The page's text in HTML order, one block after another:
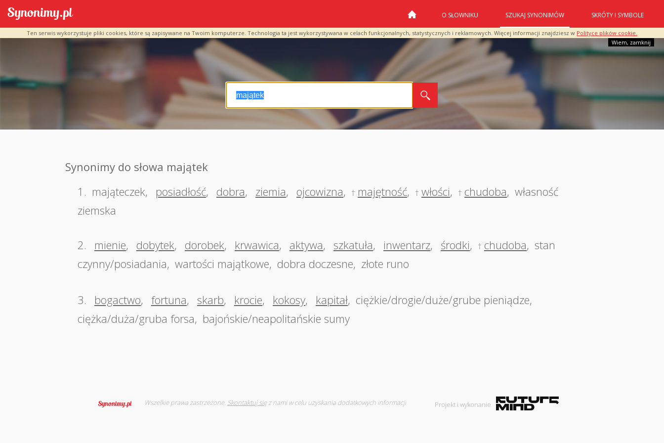
Ten serwis wykorzystuje pliki cookies, które są zapisywane na Twoim komputerze. Technologia ta jest wykorzystywana w celach funkcjonalnych, statystycznych i reklamowych. Więcej informacji znajdziesz w Polityce plików cookie.
Wiem, zamknij
O SŁOWNIKU SZUKAJ SYNONIMÓW SKRÓTY I SYMBOLE
Synonimy do słowa majątek
1. mająteczek, posiadłość, dobra, ziemia, ojcowizna, † majętność, † włości, † chudoba, własność
ziemska
2. mienie, dobytek, dorobek, krwawica, aktywa, szkatuła, inwentarz, środki, † chudoba, stan
czynny/posiadania, wartości majątkowe, dobra doczesne, złote runo
3. bogactwo, fortuna, skarb, krocie, kokosy, kapitał, ciężkie/drogie/duże/grube pieniądze,
ciężka/duża/gruba forsa, bajońskie/neapolitańskie sumy
Wszelkie prawa zastrzeżone. Skontaktuj sięz nami w celu uzyskania dodatkowych informacji Projekt i wykonanie